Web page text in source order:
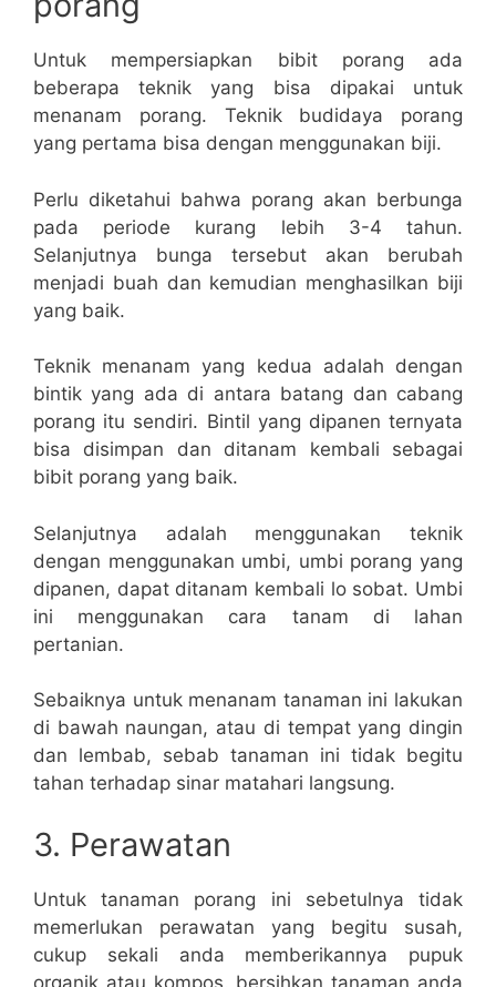
Untuk mempersiapkan bibit porang ada
beberapa teknik yang bisa dipakai untuk
menanam porang. Teknik budidaya porang
yang pertama bisa dengan menggunakan biji.
Perlu diketahui bahwa porang akan berbunga
pada periode kurang lebih 3-4 tahun.
Selanjutnya bunga tersebut akan berubah
menjadi buah dan kemudian menghasilkan biji
yang baik.
Teknik menanam yang kedua adalah dengan
bintik yang ada di antara batang dan cabang
porang itu sendiri. Bintil yang dipanen ternyata
bisa disimpan dan ditanam kembali sebagai
bibit porang yang baik.
Selanjutnya adalah menggunakan teknik
dengan menggunakan umbi, umbi porang yang
dipanen, dapat ditanam kembali lo sobat. Umbi
ini menggunakan cara tanam di lahan
pertanian.
Sebaiknya untuk menanam tanaman ini lakukan
di bawah naungan, atau di tempat yang dingin
dan lembab, sebab tanaman ini tidak begitu
tahan terhadap sinar matahari langsung.
3. Perawatan
Untuk tanaman porang ini sebetulnya tidak
memerlukan perawatan yang begitu susah,
cukup sekali anda memberikannya pupuk
organik atau kompos, bersihkan tanaman anda